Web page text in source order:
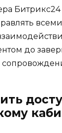
Битрикс24
до